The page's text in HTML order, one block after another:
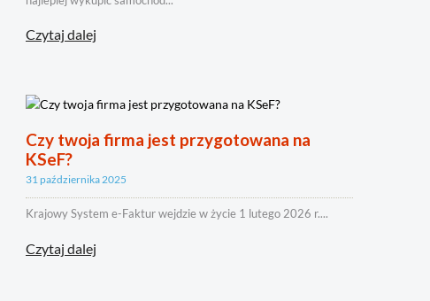
Czytaj dalej
Czy twoja firma jest przygotowana na
KSeF?
31 października 2025
Krajowy System e-Faktur wejdzie w życie 1 lutego 2026 r....
Czytaj dalej